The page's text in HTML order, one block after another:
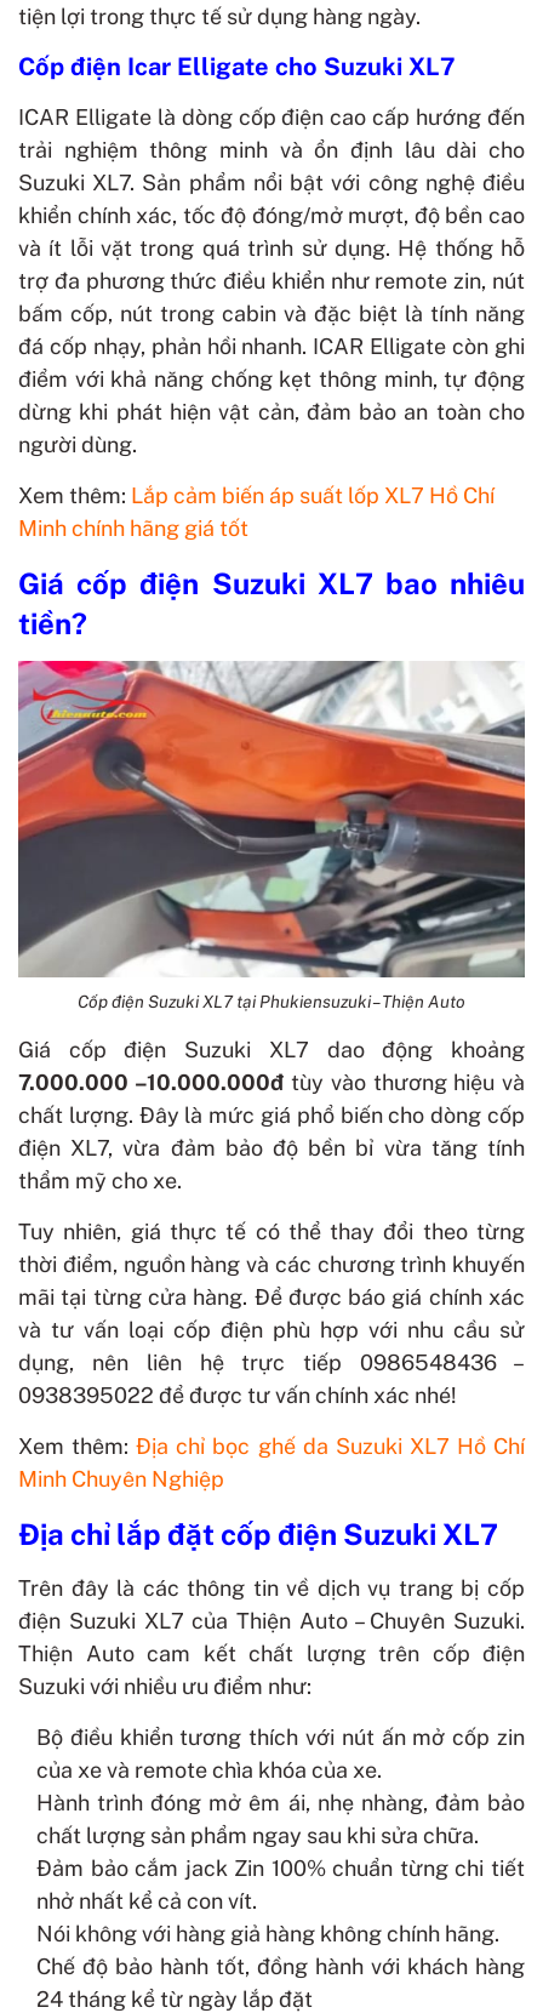
tiện lợi trong thực tế sử dụng hàng ngày.
Cốp điện Icar Elligate cho Suzuki XL7
ICAR Elligate là dòng cốp điện cao cấp hướng đến
trải nghiệm thông minh và ổn định lâu dài cho
Suzuki XL7. Sản phẩm nổi bật với công nghệ điều
khiển chính xác, tốc độ đóng/mở mượt, độ bền cao
và ít lỗi vặt trong quá trình sử dụng. Hệ thống hỗ
trợ đa phương thức điều khiển như remote zin, nút
bấm cốp, nút trong cabin và đặc biệt là tính năng
đá cốp nhạy, phản hồi nhanh. ICAR Elligate còn ghi
điểm với khả năng chống kẹt thông minh, tự động
dừng khi phát hiện vật cản, đảm bảo an toàn cho
người dùng.
Xem thêm: Lắp cảm biến áp suất lốp XL7 Hồ Chí
Minh chính hãng giá tốt
Giá cốp điện Suzuki XL7 bao nhiêu
tiền?
Cốp điện Suzuki XL7 tại Phukiensuzuki – Thiện Auto
Giá cốp điện Suzuki XL7 dao động khoảng
7.000.000 –10.000.000đ tùy vào thương hiệu và
chất lượng. Đây là mức giá phổ biến cho dòng cốp
điện XL7, vừa đảm bảo độ bền bỉ vừa tăng tính
thẩm mỹ cho xe.
Tuy nhiên, giá thực tế có thể thay đổi theo từng
thời điểm, nguồn hàng và các chương trình khuyến
mãi tại từng cửa hàng. Để được báo giá chính xác
và tư vấn loại cốp điện phù hợp với nhu cầu sử
dụng, nên liên hệ trực tiếp 0986548436 –
0938395022 để được tư vấn chính xác nhé!
Xem thêm:Địa chỉ bọc ghế da Suzuki XL7 Hồ Chí
Minh Chuyên Nghiệp
Địa chỉ lắp đặt cốp điện Suzuki XL7
Trên đây là các thông tin về dịch vụ trang bị cốp
điện Suzuki XL7 của Thiện Auto – Chuyên Suzuki.
Thiện Auto cam kết chất lượng trên cốp điện
Suzuki với nhiều ưu điểm như:
Bộ điều khiển tương thích với nút ấn mở cốp zin
của xe và remote chìa khóa của xe.
Hành trình đóng mở êm ái, nhẹ nhàng, đảm bảo
chất lượng sản phẩm ngay sau khi sửa chữa.
Đảm bảo cắm jack Zin 100% chuẩn từng chi tiết
nhở nhất kể cả con vít.
Nói không với hàng giả hàng không chính hãng.
Chế độ bảo hành tốt, đồng hành với khách hàng
24 tháng kể từ ngày lắp đặt